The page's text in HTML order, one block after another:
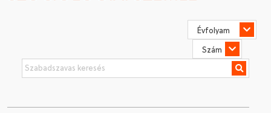
SZOCIOLÓGIAI SZEMLE